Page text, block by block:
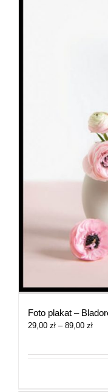
Foto plakat –
29,00 zł – 89,00 zł